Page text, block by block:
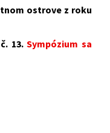
ostrove z roku
13. Sympózium sa